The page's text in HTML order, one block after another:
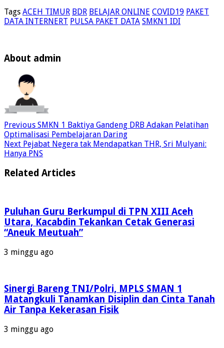
Tags ACEH TIMUR BDR BELAJAR ONLINE COVID19 PAKET
DATA INTERNERT PULSA PAKET DATA SMKN1 IDI
About admin
Previous SMKN 1 Baktiya Gandeng DRB Adakan Pelatihan
Optimalisasi Pembelajaran Daring
Next Pejabat Negera tak Mendapatkan THR, Sri Mulyani:
Hanya PNS
Related Articles
Puluhan Guru Berkumpul di TPN XIII Aceh
Utara, Kacabdin Tekankan Cetak Generasi
“Aneuk Meutuah”
3 minggu ago
Sinergi Bareng TNI/Polri, MPLS SMAN 1
Matangkuli Tanamkan Disiplin dan Cinta Tanah
Air Tanpa Kekerasan Fisik
3 minggu ago